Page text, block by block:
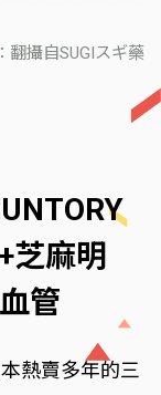
翻攝自SUGIスギ藥
芝麻明
管
熱賣多年的三